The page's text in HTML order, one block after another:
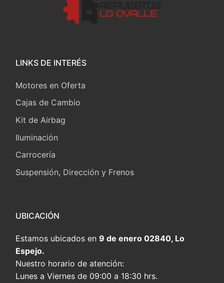
LINKS DE INTERÉS
Motores en Oferta
Cajas de Cambio
Kit de Airbag
Iluminación
Carrocería
Suspensión, Dirección y Frenos
UBICACIÓN
Estamos ubicados en 9 de enero 02840, Lo
Espejo.
Nuestro horario de atención:
Lunes a Viernes de 09:00 a 18:30 hrs.